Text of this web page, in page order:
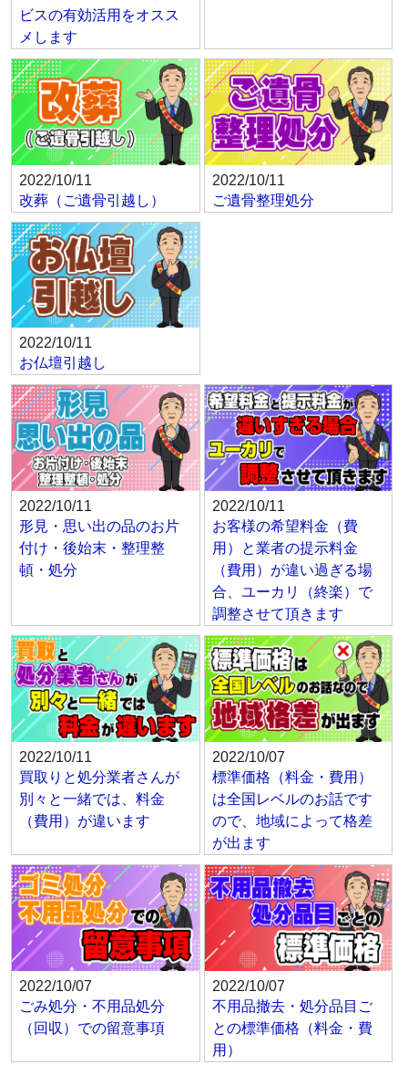
ビスの有効活用をオスス
メします
2022/10/11
改葬（ご遺骨引越し）
2022/10/11
ご遺骨整理処分
2022/10/11
お仏壇引越し
2022/10/11
形見・思い出の品のお片
付け・後始末・整理整
頓・処分
2022/10/11
お客様の希望料金（費
用）と業者の提示料金
（費用）が違い過ぎる場
合、ユーカリ（終楽）で
調整させて頂きます
2022/10/11
買取りと処分業者さんが
別々と一緒では、料金
（費用）が違います
2022/10/07
標準価格（料金・費用）
は全国レベルのお話です
ので、地域によって格差
が出ます
2022/10/07
ごみ処分・不用品処分
（回収）での留意事項
2022/10/07
不用品撤去・処分品目ご
との標準価格（料金・費
用）